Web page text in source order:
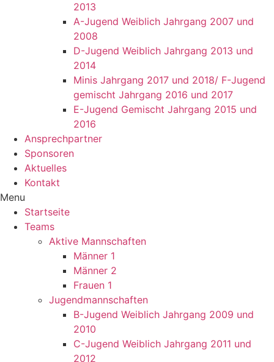
2013
A-Jugend Weiblich Jahrgang 2007 und
2008
D-Jugend Weiblich Jahrgang 2013 und
2014
Minis Jahrgang 2017 und 2018/ F-Jugend
gemischt Jahrgang 2016 und 2017
E-Jugend Gemischt Jahrgang 2015 und
2016
Ansprechpartner
Sponsoren
Aktuelles
Kontakt
Menu
Startseite
Teams
Aktive Mannschaften
Männer 1
Männer 2
Frauen 1
Jugendmannschaften
B-Jugend Weiblich Jahrgang 2009 und
2010
C-Jugend Weiblich Jahrgang 2011 und
2012